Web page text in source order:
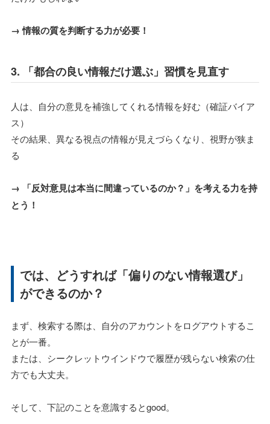
→ 情報の質を判断する力が必要！
3. 「都合の良い情報だけ選ぶ」習慣を見直す
人は、自分の意見を補強してくれる情報を好む（確証バイア
ス）
その結果、異なる視点の情報が見えづらくなり、視野が狭ま
る
→ 「反対意見は本当に間違っているのか？」を考える力を持
とう！
では、どうすれば「偏りのない情報選び」
ができるのか？
まず、検索する際は、自分のアカウントをログアウトするこ
とが一番。
または、シークレットウインドウで履歴が残らない検索の仕
方でも大丈夫。
そして、下記のことを意識するとgood。